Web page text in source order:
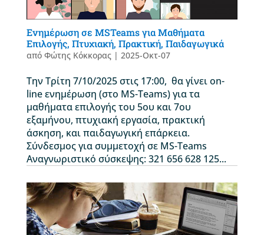
Ενημέρωση σε MSTeams για Μαθήματα
Επιλογής, Πτυχιακή, Πρακτική, Παιδαγωγικά
από Φώτης Κόκκορας| 2025-Οκτ-07
Την Τρίτη 7/10/2025 στις 17:00, θα γίνει on-
line ενημέρωση (στο MS-Teams) για τα
μαθήματα επιλογής του 5ου και 7ου
εξαμήνου, πτυχιακή εργασία, πρακτική
άσκηση, και παιδαγωγική επάρκεια.
Σύνδεσμος για συμμετοχή σε MS-Teams
Αναγνωριστικό σύσκεψης: 321 656 628 125...